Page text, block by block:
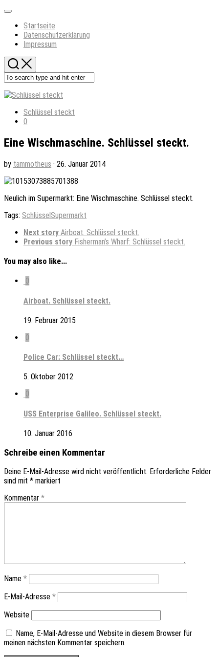
Skip
content
Expand
Startseite
Datenschutzerklärung
Impressum
Schlüssel steckt
0
Eine Wischmaschine. Schlüssel steckt.
by tammotheus · 26. Januar 2014
Neulich im Supermarkt: Eine Wischmaschine. Schlüssel steckt.
Tags: SchlüsselSupermarkt
Next story Airboat. Schlüssel steckt.
Previous story Fisherman’s Wharf: Schlüssel steckt.
You may also like...
0
Airboat. Schlüssel steckt.
19. Februar 2015
0
Police Car: Schlüssel steckt…
5. Oktober 2012
0
USS Enterprise Galileo. Schlüssel steckt.
10. Januar 2016
Schreibe einen Kommentar
Deine E-Mail-Adresse wird nicht veröffentlicht. Erforderliche Felder
sind mit * markiert
Kommentar *
Name *
E-Mail-Adresse *
Website
Name, E-Mail-Adresse und Website in diesem Browser für
meinen nächsten Kommentar speichern.